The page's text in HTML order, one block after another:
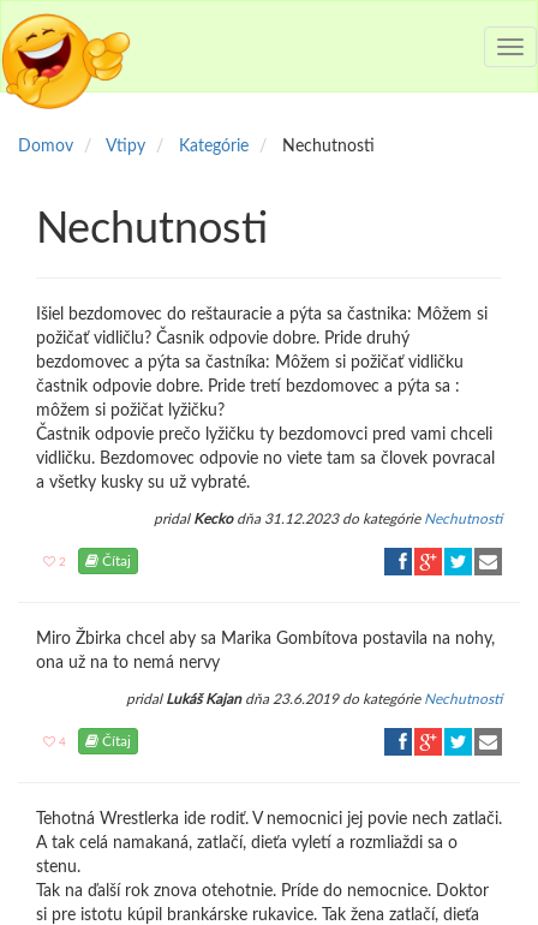
Domov Vtipy Kategórie Nechutnosti
Nechutnosti
Išiel bezdomovec do reštauracie a pýta sa častnika: Môžem si
požičať vidličlu? Časnik odpovie dobre. Pride druhý
bezdomovec a pýta sa častníka: Môžem si požičať vidličku
častnik odpovie dobre. Pride tretí bezdomovec a pýta sa :
môžem si požičat lyžičku?
Častnik odpovie prečo lyžičku ty bezdomovci pred vami chceli
vidličku. Bezdomovec odpovie no viete tam sa človek povracal
a všetky kusky su už vybraté.
pridal Keckodňa 31.12.2023 do kategórie Nechutnosti
2 Čítaj
Miro Žbirka chcel aby sa Marika Gombítova postavila na nohy,
ona už na to nemá nervy
pridal Lukáš Kajandňa 23.6.2019 do kategórie Nechutnosti
4 Čítaj
Tehotná Wrestlerka ide rodiť. V nemocnici jej povie nech zatlači.
A tak celá namakaná, zatlačí, dieťa vyletí a rozmliaždi sa o
stenu.
Tak na ďalší rok znova otehotnie. Príde do nemocnice. Doktor
si pre istotu kúpil brankárske rukavice. Tak žena zatlačí, dieťa